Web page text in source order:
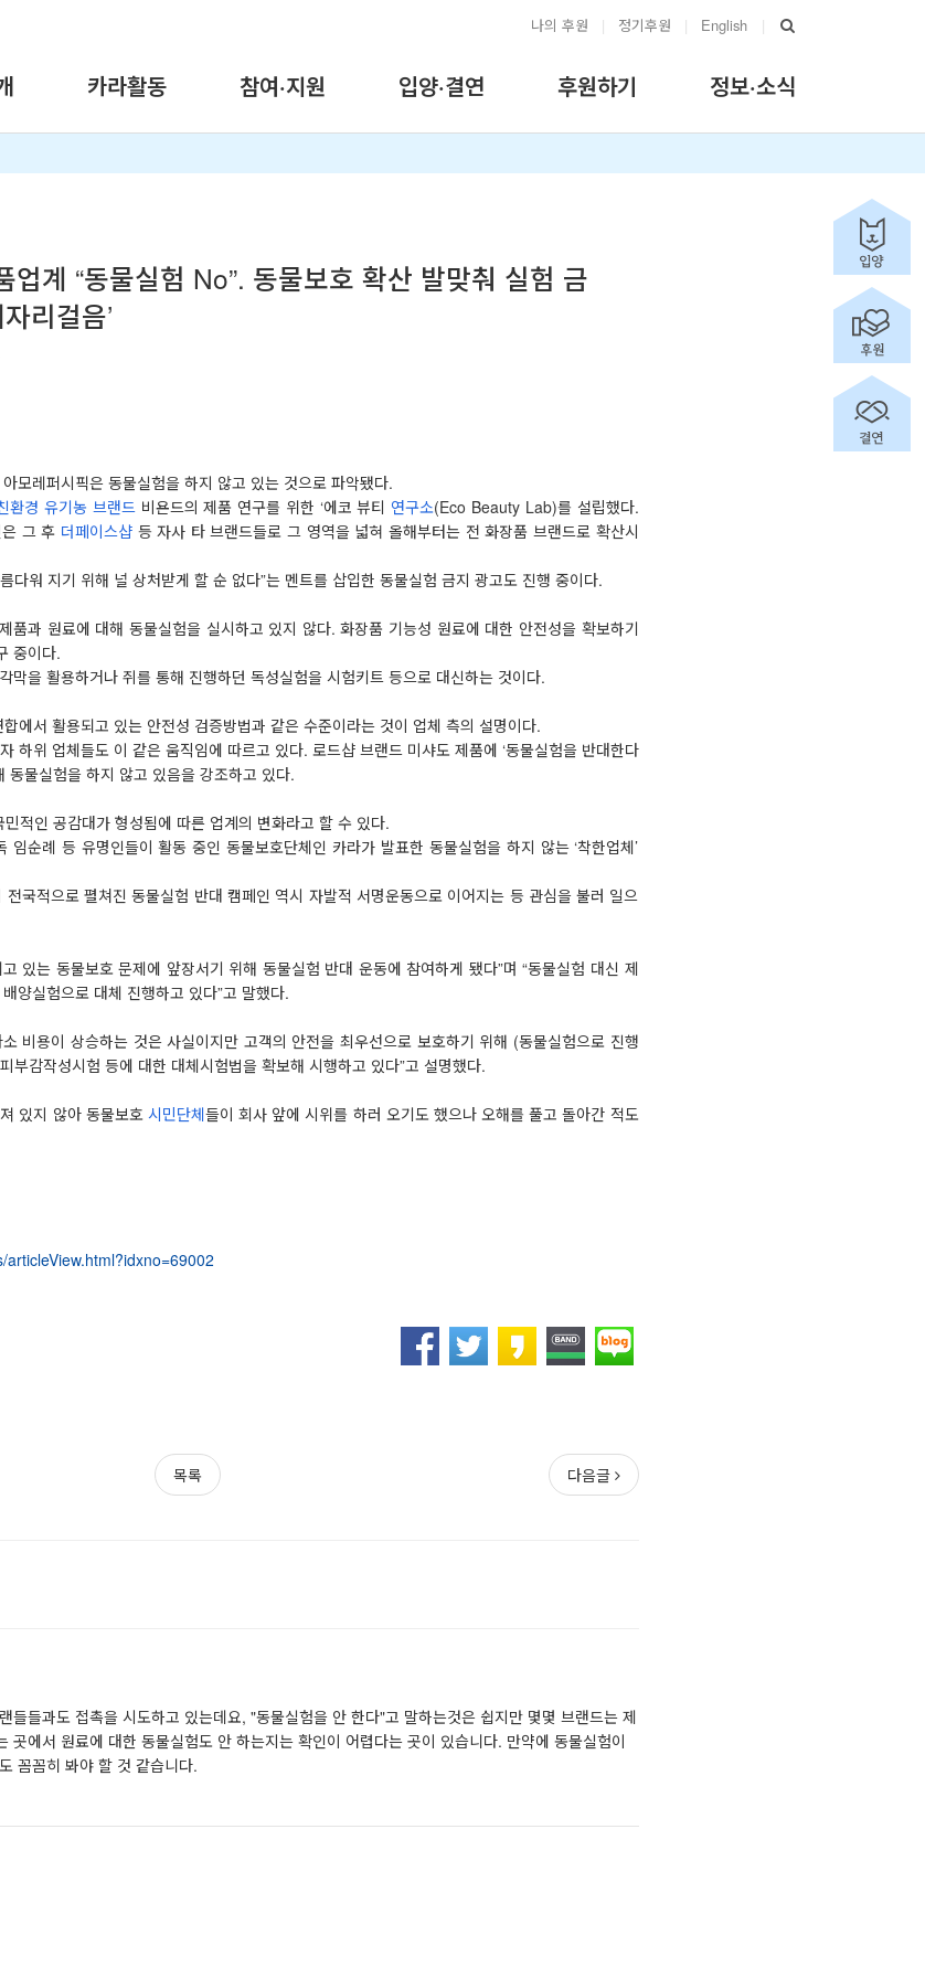
나의 후원 | 정기후원 | English |
카라활동 참여·지원 입양·결연 후원하기 정보·소식
업계 “동물실험 No”. 동물보호 확산 발맞춰 실험 금
리걸음’
모레퍼시픽은 동물실험을 하지 않고 있는 것으로 파악됐다.
환경 유기농 브랜드비욘드의 제품 연구를 위한 ‘에코 뷰티 연구소(Eco Beauty Lab)를 설립했다.
그 후 더페이스샵등 자사 타 브랜드들로 그 영역을 넓혀 올해부터는 전 화장품 브랜드로 확산시
다워 지기 위해 널 상처받게 할 순 없다”는 멘트를 삽입한 동물실험 금지 광고도 진행 중이다.
품과 원료에 대해 동물실험을 실시하고 있지 않다. 화장품 기능성 원료에 대한 안전성을 확보하기
중이다.
막을 활용하거나 쥐를 통해 진행하던 독성실험을 시험키트 등으로 대신하는 것이다.
에서 활용되고 있는 안전성 검증방법과 같은 수준이라는 것이 업체 측의 설명이다.
하위 업체들도 이 같은 움직임에 따르고 있다. 로드샵 브랜드 미샤도 제품에 ‘동물실험을 반대한다
동물실험을 하지 않고 있음을 강조하고 있다.
민적인 공감대가 형성됨에 따른 업계의 변화라고 할 수 있다.
순례 등 유명인들이 활동 중인 동물보호단체인 카라가 발표한 동물실험을 하지 않는 ‘착한업체’
전국적으로 펼쳐진 동물실험 반대 캠페인 역시 자발적 서명운동으로 이어지는 등 관심을 불러 일으
있는 동물보호 문제에 앞장서기 위해 동물실험 반대 운동에 참여하게 됐다”며 “동물실험 대신 제
양실험으로 대체 진행하고 있다”고 말했다.
비용이 상승하는 것은 사실이지만 고객의 안전을 최우선으로 보호하기 위해 (동물실험으로 진행
부감작성시험 등에 대한 대체시험법을 확보해 시행하고 있다”고 설명했다.
있지 않아 동물보호 시민단체들이 회사 앞에 시위를 하러 오기도 했으나 오해를 풀고 돌아간 적도
목록 다음글
들들과도 접촉을 시도하고 있는데요, "동물실험을 안 한다"고 말하는것은 쉽지만 몇몇 브랜드는 제
곳에서 원료에 대한 동물실험도 안 하는지는 확인이 어렵다는 곳이 있습니다. 만약에 동물실험이
꼼꼼히 봐야 할 것 같습니다.